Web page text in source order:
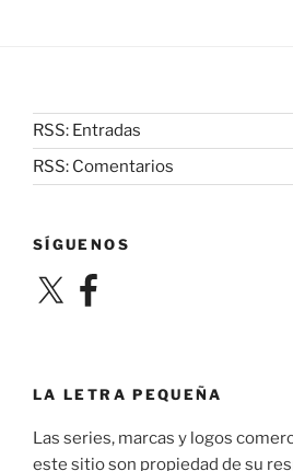
RSS: Entradas
RSS: Comentarios
SÍGUENOS
X Facebook
LA LETRA PEQUEÑA
Las series, marcas y logos
este sitio son propiedad de su